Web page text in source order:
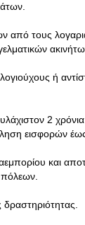
από τους
ή
2
εισφορών
και